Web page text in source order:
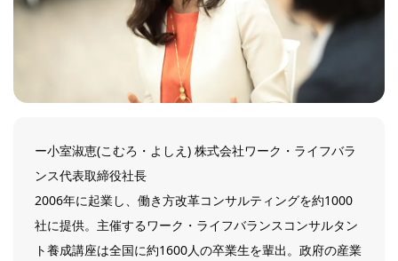
ー小室淑恵(こむろ・よしえ) 株式会社ワーク・ライフバラ
ンス代表取締役社長
2006年に起業し、働き方改革コンサルティングを約1000
社に提供。主催するワーク・ライフバランスコンサルタン
ト養成講座は全国に約1600人の卒業生を輩出。政府の産業